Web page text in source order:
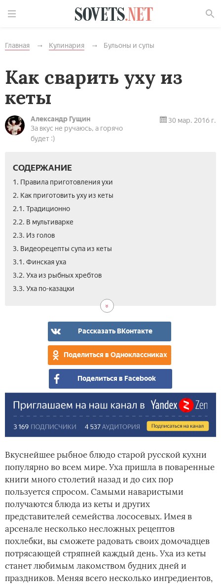
Главная Кулинария Бульоны и супы
Как сварить уху из
кеты
Александр Гущин
За вкус не ручаюсь, а горячо
будет :)
30 мар. 2016 г.
СОДЕРЖАНИЕ
1. Правила приготовления ухи
2. Как приготовить уху из кеты
2.1. Традиционно
2.2. В мультиварке
2.3. Из голов
3. Видеорецепты супа из кеты
3.1. Финская уха
3.2. Уха из рыбных хребтов
3.3. Уха по-казацки
Рассказать ВКонтакте
Поделиться в Одноклассниках
Поделиться в Facebook
Вкуснейшее рыбное блюдо старой русской кухни
популярно во всем мире. Уха пришла в поваренные
книги много столетий назад и до сих пор
пользуется спросом. Самыми наваристыми
получаются блюда из кеты и других
представителей семейства лососевых. Имея в
арсенале несколько несложных рецептов
похлебки, вы сможете радовать своих домочадцев
потрясающей стряпней каждый день. Уха из кеты
станет любимым лакомством будних дней и
праздников. Меняя всего несколько ингредиентов,